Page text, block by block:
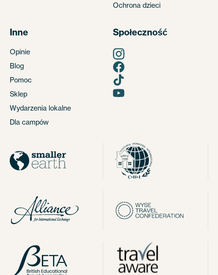
Ochrona dzieci
Inne
Opinie
Blog
Pomoc
Sklep
Wydarzenia lokalne
Dla campów
Społeczność